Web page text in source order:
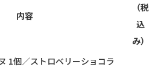
内容
（税
込
み）
1個／ストロベリーショコラ